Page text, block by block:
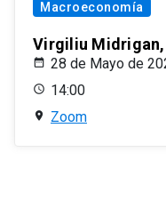
Macroeconomía
Virgiliu Midrigan,
28 de Mayo de
14:00
Zoom